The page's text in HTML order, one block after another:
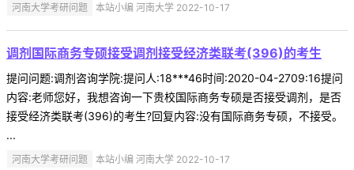
河南大学考研问题 本站小编 河南大学 2022-10-17
调剂国际商务专硕接受调剂接受经济类联考(396)的考生
提问问题:调剂咨询学院:提问人:18***46时间:2020-04-2709:16提问
内容:老师您好，我想咨询一下贵校国际商务专硕是否接受调剂，是否
接受经济类联考(396)的考生?回复内容:没有国际商务专硕，不接受。
...
河南大学考研问题 本站小编 河南大学 2022-10-17